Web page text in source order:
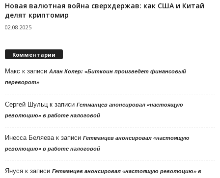
Новая валютная война сверхдержав: как США и Китай
делят криптомир
02.08.2025
Комментарии
Макс к записи Алан Колер: «Биткоин произведет финансовый
переворот»
Сергей Шульц к записи Гетманцев анонсировал «настоящую
революцию» в работе налоговой
Инесса Беляева к записи Гетманцев анонсировал «настоящую
революцию» в работе налоговой
Януся к записи Гетманцев анонсировал «настоящую революцию» в